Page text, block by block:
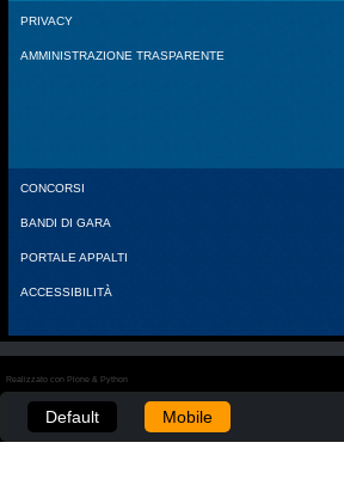
PRIVACY
AMMINISTRAZIONE TRASPARENTE
CONCORSI
BANDI DI GARA
PORTALE APPALTI
ACCESSIBILITÀ
Realizzato con Plone & Python
Default Mobile